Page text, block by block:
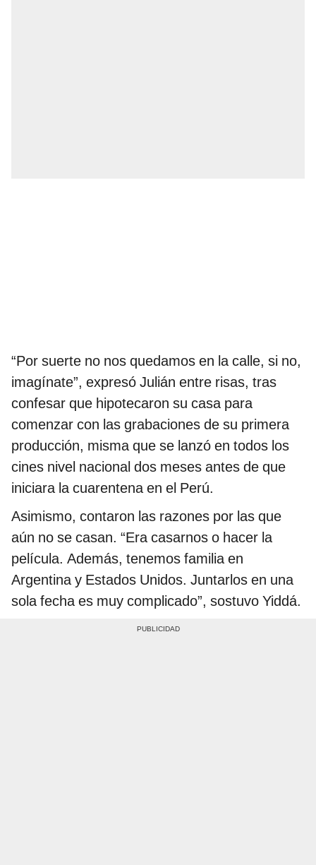
“Por suerte no nos quedamos en la calle, si no,
imagínate”, expresó Julián entre risas, tras
confesar que hipotecaron su casa para
comenzar con las grabaciones de su primera
producción, misma que se lanzó en todos los
cines nivel nacional dos meses antes de que
iniciara la cuarentena en el Perú.
Asimismo, contaron las razones por las que
aún no se casan. “Era casarnos o hacer la
película. Además, tenemos familia en
Argentina y Estados Unidos. Juntarlos en una
sola fecha es muy complicado”, sostuvo Yiddá.